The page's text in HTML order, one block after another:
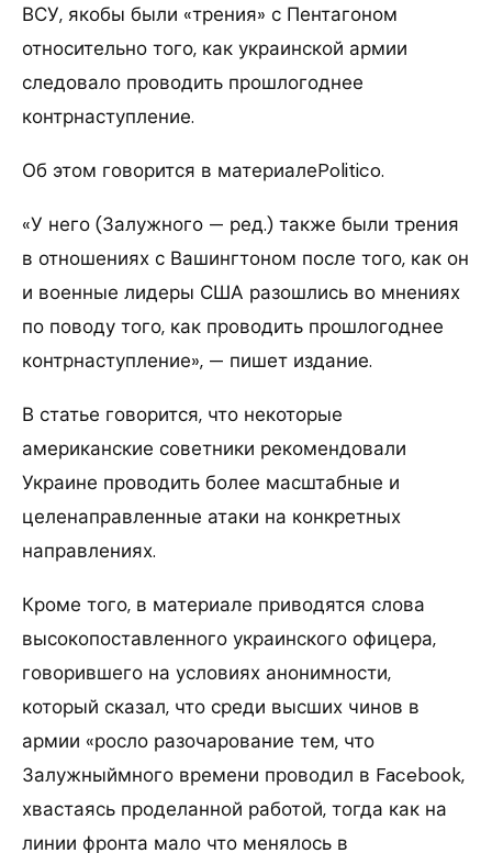
ВСУ, якобы были «трения» с Пентагоном
относительно того, как украинской армии
следовало проводить прошлогоднее
контрнаступление.
Об этом говорится в материалеPolitico.
«У него (Залужного — ред.) также были трения
в отношениях с Вашингтоном после того, как он
и военные лидеры США разошлись во мнениях
по поводу того, как проводить прошлогоднее
контрнаступление», — пишет издание.
В статье говорится, что некоторые
американские советники рекомендовали
Украине проводить более масштабные и
целенаправленные атаки на конкретных
направлениях.
Кроме того, в материале приводятся слова
высокопоставленного украинского офицера,
говорившего на условиях анонимности,
который сказал, что среди высших чинов в
армии «росло разочарование тем, что
Залужныймного времени проводил в Facebook,
хвастаясь проделанной работой, тогда как на
линии фронта мало что менялось в